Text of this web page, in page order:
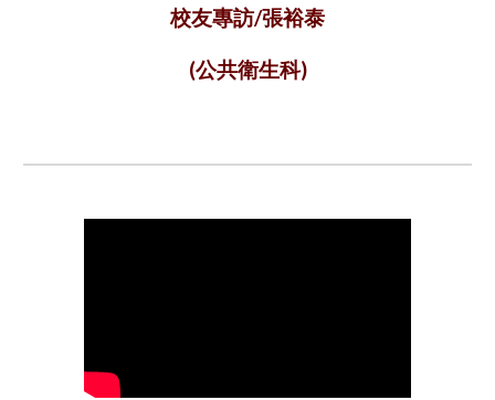
校友專訪/張裕泰
(公共衛生科)